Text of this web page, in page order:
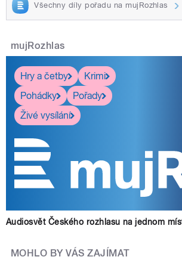
Všechny díly pořadu na mujRozhlas
mujRozhlas
Hry a četby
Krimi
Pohádky
Pořady
Živé vysílání
Audiosvět Českého rozhlasu na jednom
MOHLO BY VÁS ZAJÍMAT